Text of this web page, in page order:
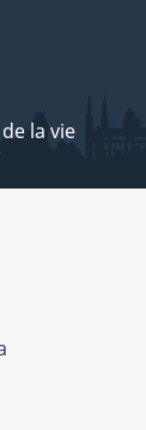
la vie